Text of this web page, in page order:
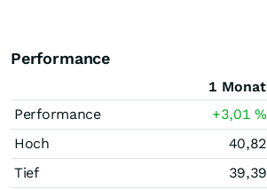
Performance
1 Monat
Performance
+3,01%
Hoch
40,82
Tief
39,39